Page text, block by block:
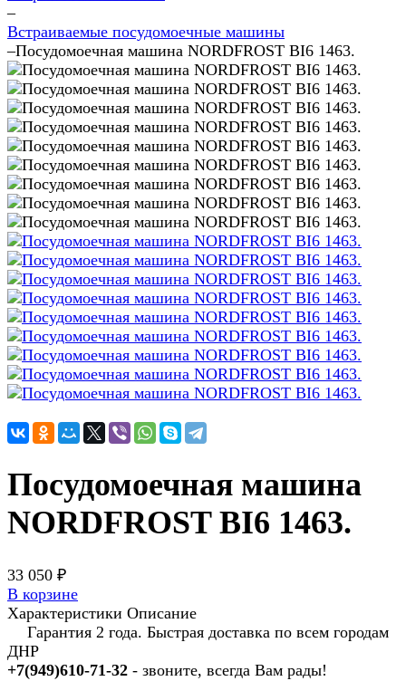
–
Встраиваемые посудомоечные машины
–Посудомоечная машина NORDFROST BI6 1463.
Посудомоечная машина
NORDFROST BI6 1463.
33 050 ₽
В корзине
Характеристики Описание
Гарантия 2 года. Быстрая доставка по всем городам
ДНР
+7(949)610-71-32 - звоните, всегда Вам рады!